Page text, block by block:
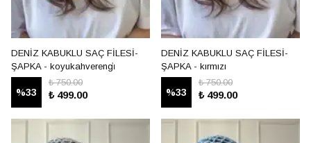
DENİZ KABUKLU SAÇ FİLESİ-
ŞAPKA - koyukahverengi̇
%33
₺ 750.00
₺ 499.00
DENİZ KABUKLU SAÇ FİLESİ-
ŞAPKA - kırmızı
%33
₺ 750.00
₺ 499.00